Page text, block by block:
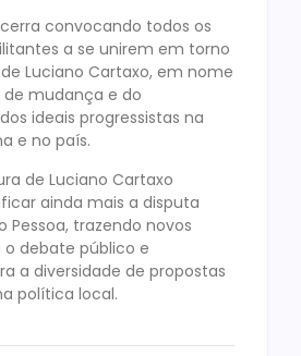
convocando todos os
a se unirem em torno
Luciano Cartaxo, em nome
mudança e do
ideais progressistas na
e no país.
de Luciano Cartaxo
ainda mais a disputa
Pessoa, trazendo novos
debate público e
a diversidade de propostas
política local.